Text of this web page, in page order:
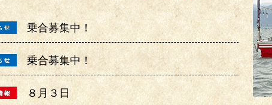
乗合募集中！
乗合募集中！
８月３日